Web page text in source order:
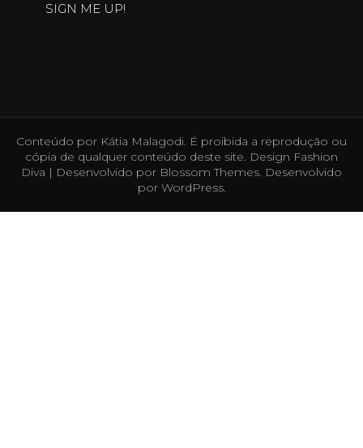
SIGN ME UP!
Conteúdo por Kátia Malagodi. É proibida a reprodução ou
cópia de qualquer conteúdo deste site. Design Fashion
Diva | Desenvolvido por Blossom Themes. Desenvolvido
por WordPress.